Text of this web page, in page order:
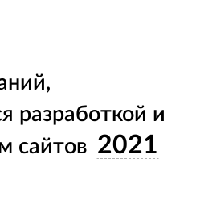
разработкой и
сайтов 2021